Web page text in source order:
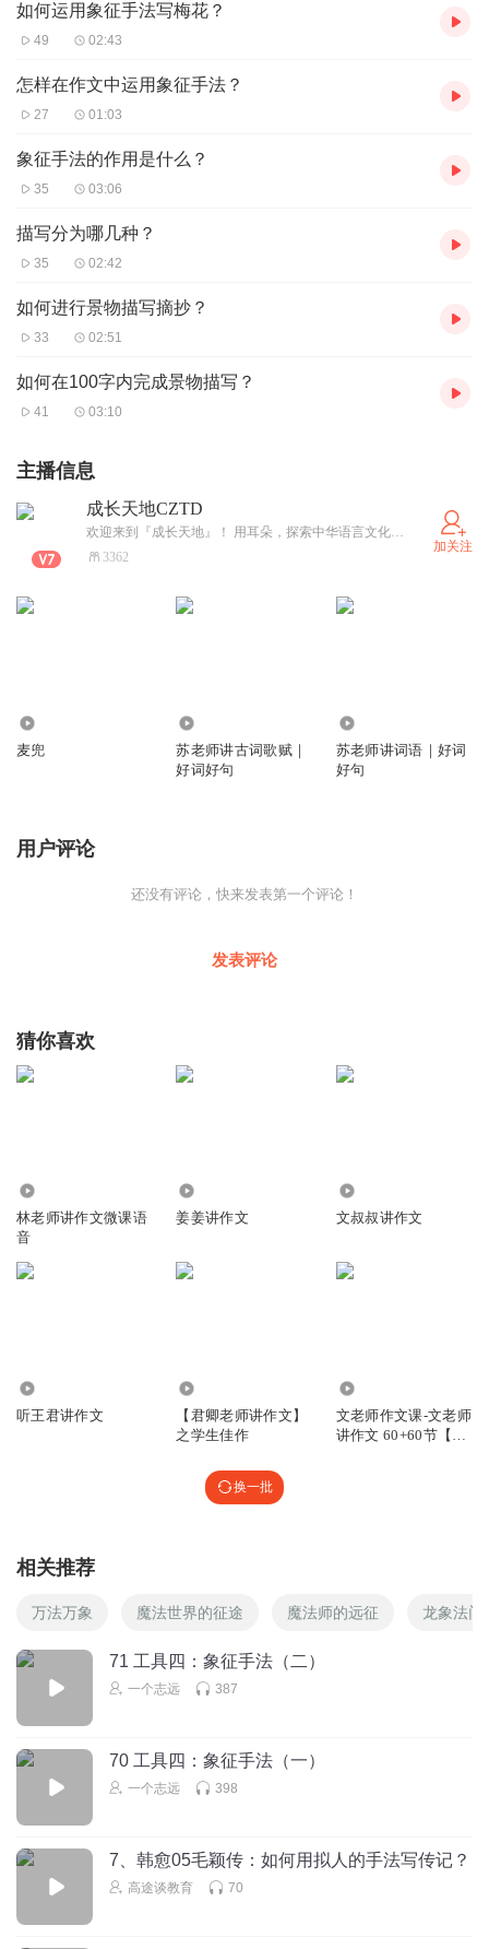
如何运用象征手法写梅花？
49 02:43
怎样在作文中运用象征手法？
27 01:03
象征手法的作用是什么？
35 03:06
描写分为哪几种？
35 02:42
如何进行景物描写摘抄？
33 02:51
如何在100字内完成景物描写？
41 03:10
主播信息
成长天地CZTD
欢迎来到『成长天地』！ 用耳朵，探索中华语言文化的无穷魅力。 这里有有趣的汉字故事、精炼的好词好句、智慧的歇后语，还有助力你备战竞赛比赛大赛的实用干货！ 让碎片时间成为你的成长加速器，每天收获一点新知识。 订阅我，点亮你的学习之路！ #汉字故事 #好词好句 #歇后语 #语文学习 #竞赛备考 #文化 #教育 #听书 #知识积累 #写作素材
3362
加关注
麦兜
苏老师讲古词歌赋｜
好词好句
苏老师讲词语｜好词
好句
用户评论
还没有评论，快来发表第一个评论！
发表评论
猜你喜欢
林老师讲作文微课语
音
姜姜讲作文 文叔叔讲作文
听王君讲作文
【君卿老师讲作文】
之学生佳作
文老师作文课-文老师
讲作文 60+60节【视
换一批
相关推荐
万法万象 魔法世界的征途 魔法师的远征 龙象法门
71 工具四：象征手法（二）
一个志远 387
70 工具四：象征手法（一）
一个志远 398
7、韩愈05毛颖传：如何用拟人的手法写传记？
高途谈教育 70